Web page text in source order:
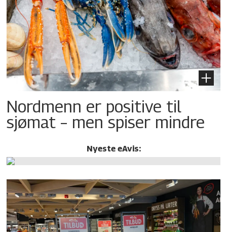
Nordmenn er positive til
sjømat – men spiser mindre
Nyeste eAvis: